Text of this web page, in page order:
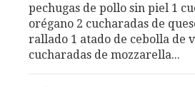
pechugas de pollo sin piel 1
orégano 2 cucharadas de
rallado 1 atado de cebolla de
cucharadas de mozzarella...